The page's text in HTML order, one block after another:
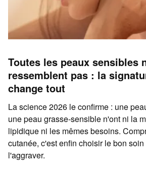
Toutes les peaux sensibles
ressemblent pas : la
change tout
La science 2026 le confirme : une
une peau grasse-sensible n'ont ni la
lipidique ni les mêmes besoins.
cutanée, c'est enfin choisir le bon
l'aggraver.